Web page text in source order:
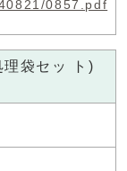
0857.pdf
袋セッ ト)